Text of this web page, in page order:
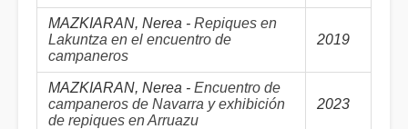
MAZKIARAN, Nerea - Repiques en
Lakuntza en el encuentro de
campaneros
2019
MAZKIARAN, Nerea - Encuentro de
campaneros de Navarra y exhibición
de repiques en Arruazu
2023